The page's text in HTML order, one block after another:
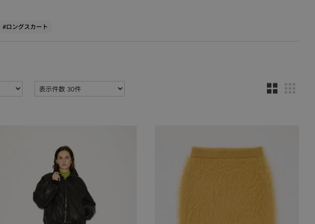
#ロングスカート